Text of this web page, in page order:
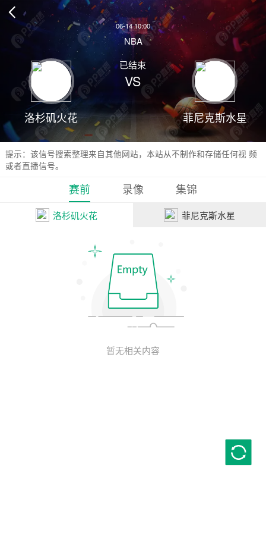

06-14 10:00
NBA
洛杉矶火花
已结束
VS
菲尼克斯水星
提示：该信号搜索整理来自其他网站，本站从不制作和存储任何视 频
或者直播信号。
赛前 录像 集锦
洛杉矶火花 菲尼克斯水星
暂无相关内容